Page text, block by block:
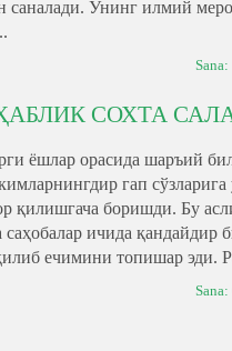
саналади. Унинг илмий
Sana:
СОХТА
ёшлар орасида шаръий
гап
қилишгача боришди. Бу
саҳобалар ичида қандайдир
ечимини топишар эди.
Sana: